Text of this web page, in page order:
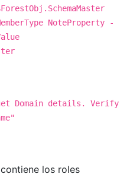
NoteProperty -
Domain details. Verify
los roles